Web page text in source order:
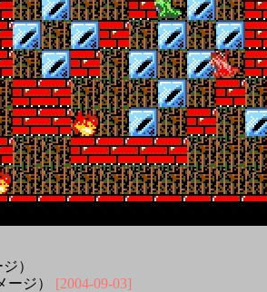
）
ージ） [2004-09-03]